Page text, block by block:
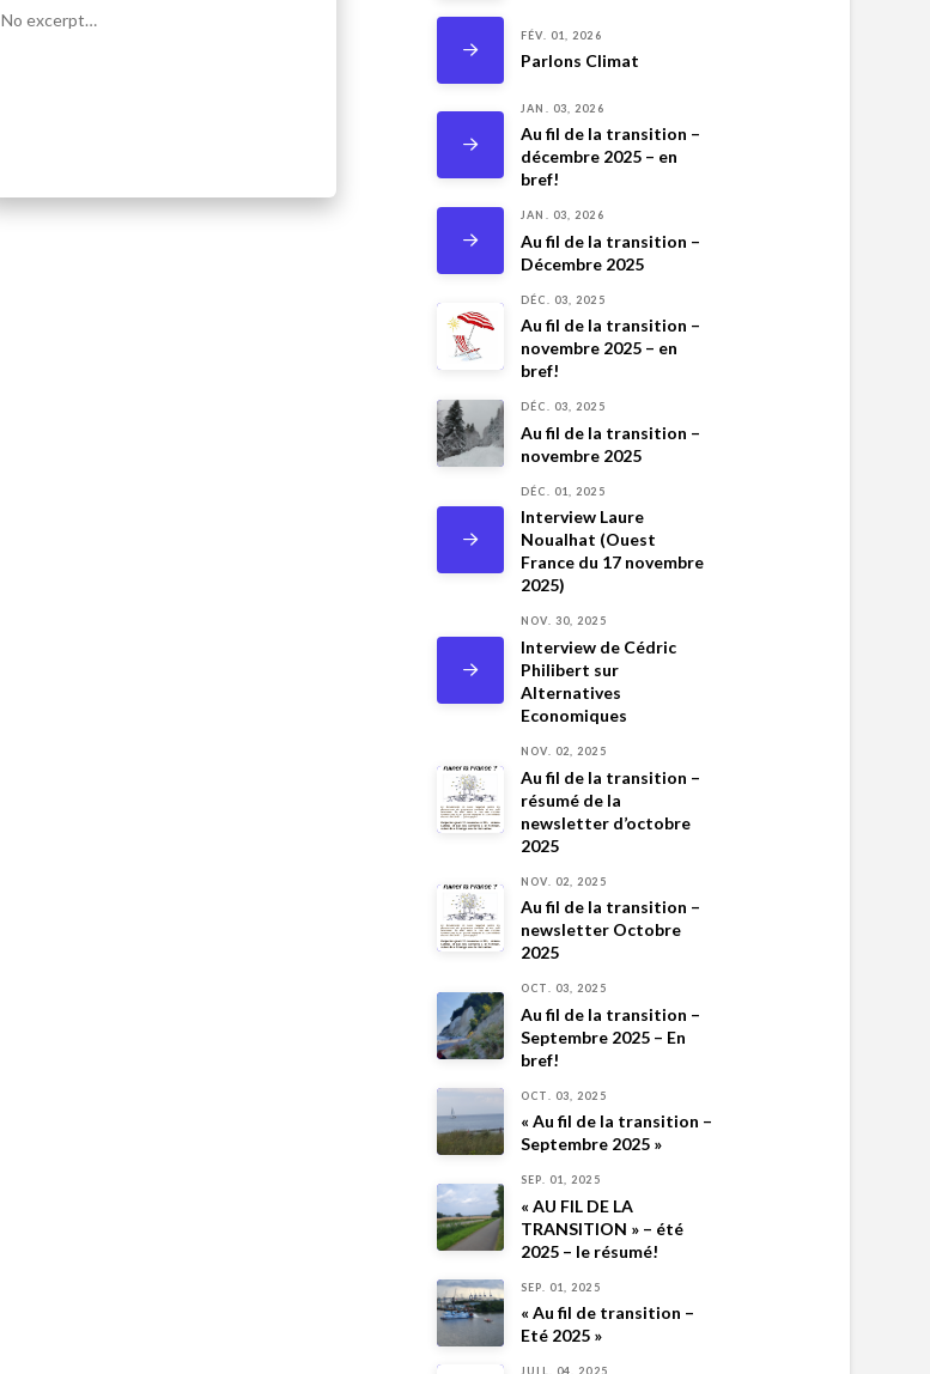
No excerpt…
FÉV. 01, 2026
Parlons Climat
JAN. 03, 2026
Au fil de la transition –
décembre 2025 – en
bref!
JAN. 03, 2026
Au fil de la transition –
Décembre 2025
DÉC. 03, 2025
Au fil de la transition –
novembre 2025 – en
bref!
DÉC. 03, 2025
Au fil de la transition –
novembre 2025
DÉC. 01, 2025
Interview Laure
Noualhat (Ouest
France du 17 novembre
2025)
NOV. 30, 2025
Interview de Cédric
Philibert sur
Alternatives
Economiques
NOV. 02, 2025
Au fil de la transition –
résumé de la
newsletter d’octobre
2025
NOV. 02, 2025
Au fil de la transition –
newsletter Octobre
2025
OCT. 03, 2025
Au fil de la transition –
Septembre 2025 – En
bref!
OCT. 03, 2025
« Au fil de la transition –
Septembre 2025 »
SEP. 01, 2025
« AU FIL DE LA
TRANSITION » – été
2025 – le résumé!
SEP. 01, 2025
« Au fil de transition –
Eté 2025 »